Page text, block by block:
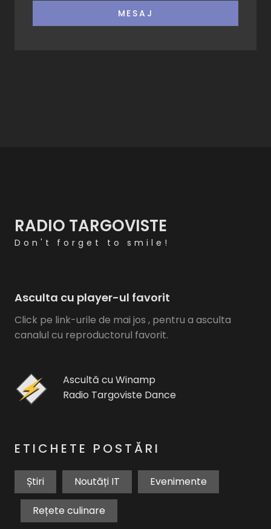
MESAJ
RADIO TARGOVISTE
Don't forget to smile!
Asculta cu player-ul favorit
Click pe link-urile de mai jos , pentru a asculta
canalul cu reproductorul favorit.
Ascultă cu Winamp
Radio Targoviste Dance
ETICHETE POSTĂRI
Știri Noutăți IT Evenimente
Rețete culinare